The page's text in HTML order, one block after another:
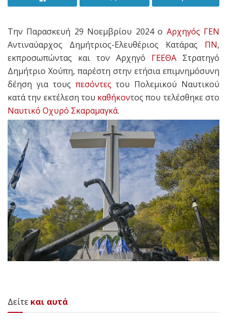
Την Παρασκευή 29 Νοεμβρίου 2024 ο Αρχηγός ΓΕΝ
Αντιναύαρχος Δημήτριος-Ελευθέριος Κατάρας ΠΝ,
εκπροσωπώντας και τον Αρχηγό ΓΕΕΘΑ Στρατηγό
Δημήτριο Χούπη, παρέστη στην ετήσια επιμνημόσυνη
δέηση για τους πεσόντες του Πολεμικού Ναυτικού
κατά την εκτέλεση του καθήκοντος που τελέσθηκε στο
Ναυτικό Οχυρό Σκαραμαγκά.
Δείτε και αυτά